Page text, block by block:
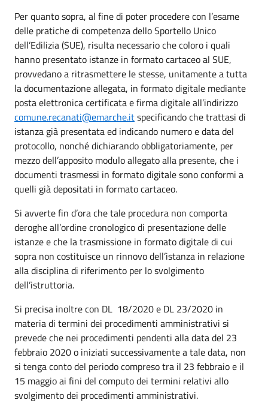
Per quanto sopra, al fine di poter procedere con l’esame
delle pratiche di competenza dello Sportello Unico
dell’Edilizia (SUE), risulta necessario che coloro i quali
hanno presentato istanze in formato cartaceo al SUE,
provvedano a ritrasmettere le stesse, unitamente a tutta
la documentazione allegata, in formato digitale mediante
posta elettronica certificata e firma digitale all’indirizzo
comune.recanati@emarche.itspecificando che trattasi di
istanza già presentata ed indicando numero e data del
protocollo, nonché dichiarando obbligatoriamente, per
mezzo dell’apposito modulo allegato alla presente, che i
documenti trasmessi in formato digitale sono conformi a
quelli già depositati in formato cartaceo.
Si avverte fin d’ora che tale procedura non comporta
deroghe all’ordine cronologico di presentazione delle
istanze e che la trasmissione in formato digitale di cui
sopra non costituisce un rinnovo dell’istanza in relazione
alla disciplina di riferimento per lo svolgimento
dell’istruttoria.
Si precisa inoltre con DL 18/2020 e DL 23/2020 in
materia di termini dei procedimenti amministrativi si
prevede che nei procedimenti pendenti alla data del 23
febbraio 2020 o iniziati successivamente a tale data, non
si tenga conto del periodo compreso tra il 23 febbraio e il
15 maggio ai fini del computo dei termini relativi allo
svolgimento dei procedimenti amministrativi.